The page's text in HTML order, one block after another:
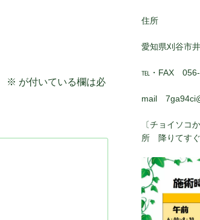
※ が付いている欄は必
住所
愛知県刈谷市
℡・FAX 056-
mail
〔チョイソ
所 降りてすぐ